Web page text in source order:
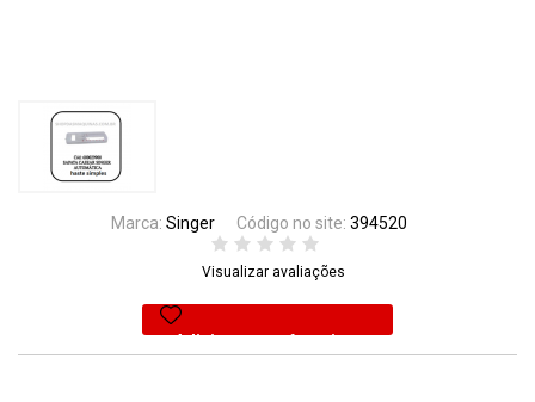
Marca: Singer Código no site: 394520
Visualizar avaliações
Adicionar aos favoritos